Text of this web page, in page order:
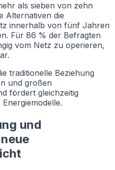
als sieben von zehn
Alternativen die
innerhalb von fünf Jahren
Für 86 % der Befragten
vom Netz zu operieren,
traditionelle Beziehung
und großen
fördert gleichzeitig
und